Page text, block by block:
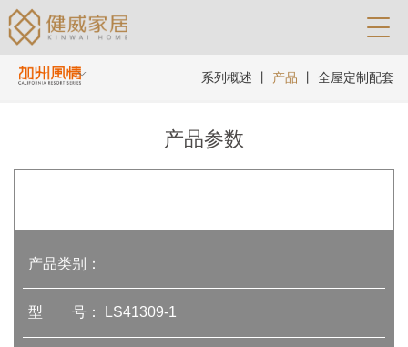
系列概述 产品 全屋定制配套
产品参数
产品类别：
型 号： LS41309-1